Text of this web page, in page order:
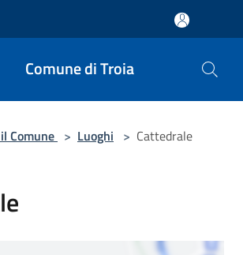
Comune di Troia
Comune > Luoghi > Cattedrale